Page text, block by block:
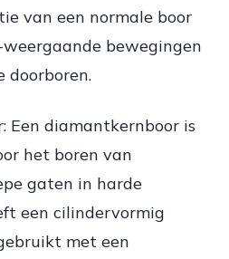
van een normale boor
bewegingen
doorboren.
Een diamantkernboor is
het boren van
gaten in harde
een cilindervormig
met een